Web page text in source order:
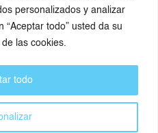
personalizados y analizar
“Aceptar todo” usted da su
las cookies.
todo